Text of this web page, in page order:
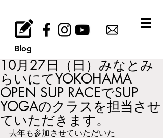
Blog
10月27日（日）みなとみ
らいにてYOKOHAMA
OPEN SUP RACEでSUP
YOGAのクラスを担当させ
ていただきます。
去年も参加させていただいた